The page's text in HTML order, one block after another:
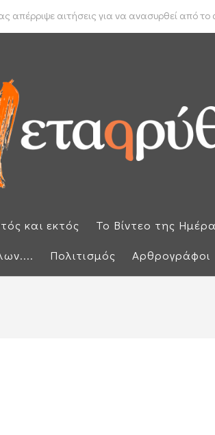
απέρριψε αιτήσεις για να ανασυρθεί από το
διαθέσιμο εισόδημα των
και εκτός Το Βίντεο της
Πολιτισμός Αρθρογράφοι